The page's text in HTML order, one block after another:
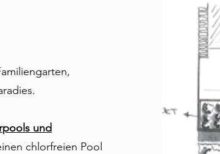
und
chlorfreien Pool